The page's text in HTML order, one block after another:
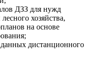
ДЗЗ для нужд
хозяйства,
на основе
дистанционного